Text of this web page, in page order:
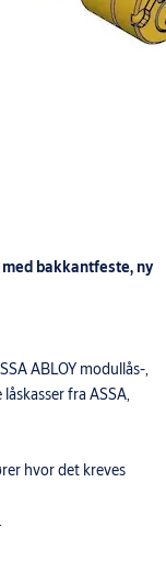
bakkantfeste, ny
ABLOY modullås-,
fra ASSA,
hvor det kreves